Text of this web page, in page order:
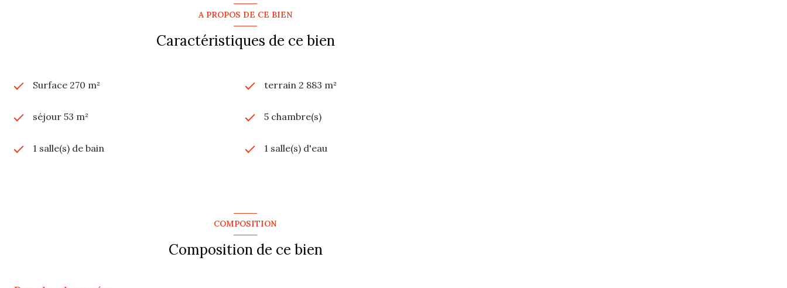
A PROPOS DE CE BIEN
Caractéristiques de ce bien
Surface 270 m² terrain 2 883 m²
séjour 53 m² 5 chambre(s)
1 salle(s) de bain 1 salle(s) d'eau
3 niveau(x)
COMPOSITION
Composition de ce bien